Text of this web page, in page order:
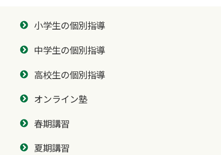
小学生の個別指導
中学生の個別指導
高校生の個別指導
オンライン塾
春期講習
夏期講習